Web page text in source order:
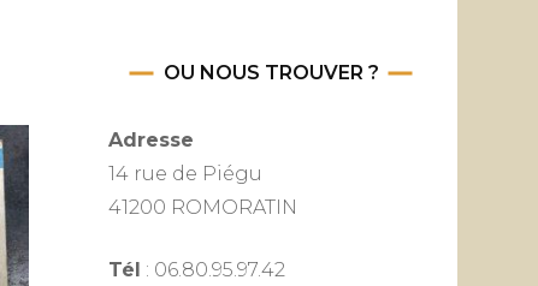
OU NOUS TROUVER ?
Adresse
14 rue de Piégu
41200 ROMORATIN
Tél : 06.80.95.97.42